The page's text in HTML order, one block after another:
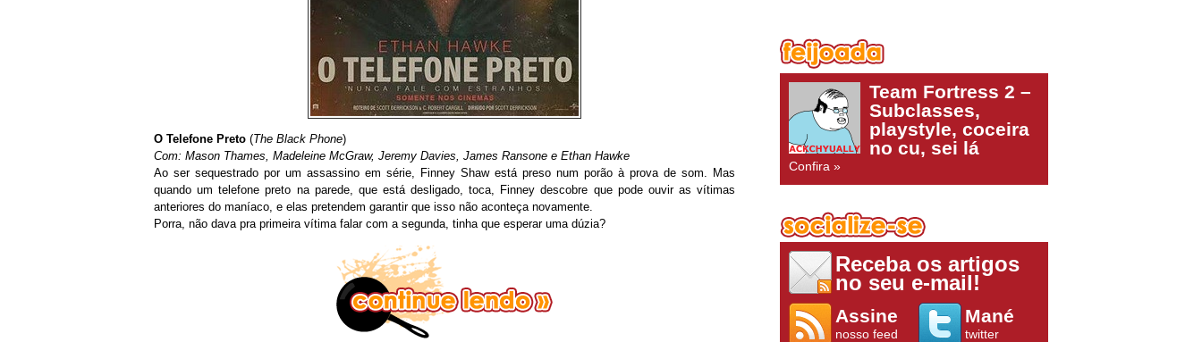
O Telefone Preto (The Black Phone)
Com: Mason Thames, Madeleine McGraw, Jeremy Davies, James Ransone e Ethan Hawke
Ao ser sequestrado por um assassino em série, Finney Shaw está preso num porão à prova de som. Mas
quando um telefone preto na parede, que está desligado, toca, Finney descobre que pode ouvir as vítimas
anteriores do maníaco, e elas pretendem garantir que isso não aconteça novamente.
Porra, não dava pra primeira vítima falar com a segunda, tinha que esperar uma dúzia?
Team Fortress 2 –
Subclasses,
playstyle, coceira
no cu, sei lá
Confira »
Receba os artigos
no seu e-mail!
Assine
nosso feed
Mané
twitter